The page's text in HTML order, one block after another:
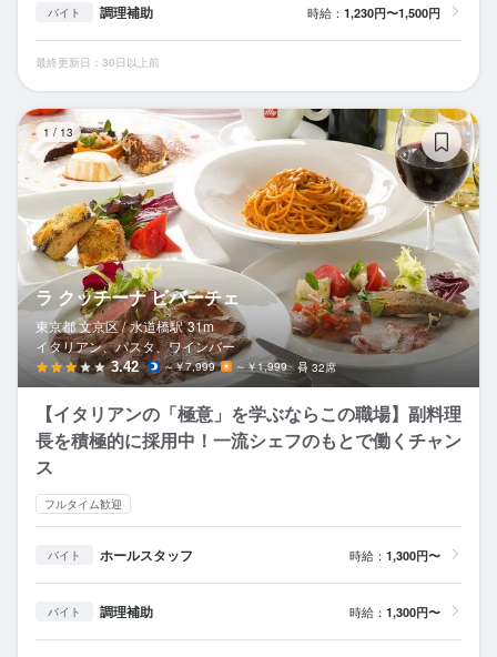
バイト 調理補助 時給： 1,230円〜1,500円
最終更新日：30日以上前
1 / 13
ラ クッチーナ ビバーチェ
東京都 文京区 / 水道橋駅 31m
イタリアン、パスタ、ワインバー
3.42 ～￥7,999 ～￥1,999 32席
【イタリアンの「極意」を学ぶならこの職場】副料理
長を積極的に採用中！一流シェフのもとで働くチャン
ス
フルタイム歓迎
バイト ホールスタッフ 時給： 1,300円〜
バイト 調理補助 時給： 1,300円〜